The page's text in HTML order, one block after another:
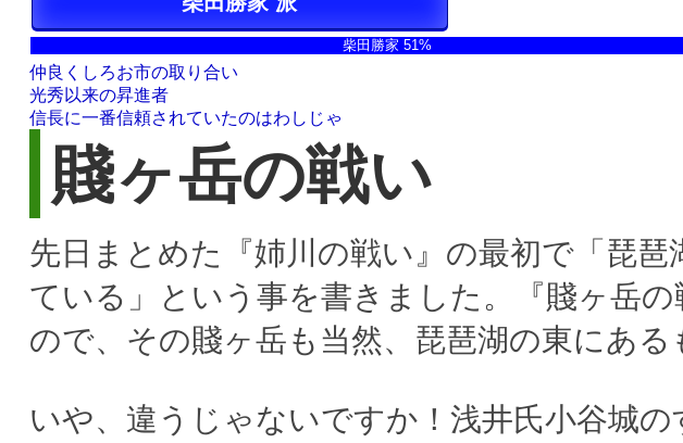
柴田勝家 51%
仲良くしろお市の取り合い
光秀以来の昇進者
信長に一番信頼されていたのはわしじゃ
賤ヶ岳の戦い
先日まとめた『姉川の戦い』の最初で「琵琶
ている」という事を書きました。『賤ヶ岳
ので、その賤ヶ岳も当然、琵琶湖の東にある
いや、違うじゃないですか！浅井氏小谷城